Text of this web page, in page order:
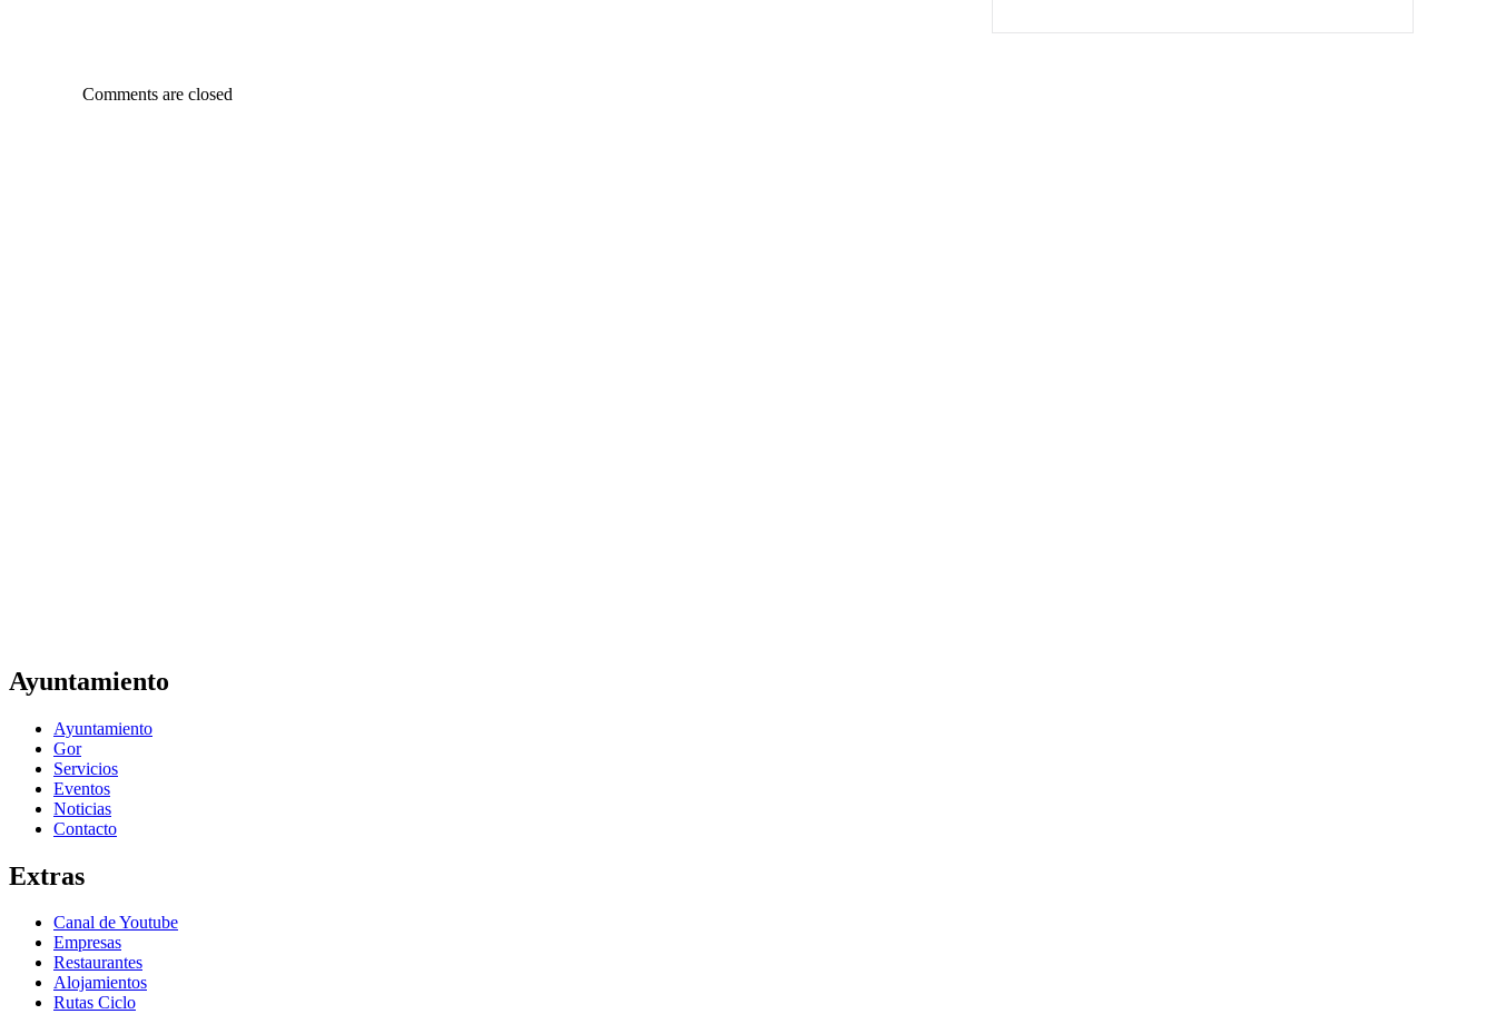
Comments are closed
Ayuntamiento
Ayuntamiento
Gor
Servicios
Eventos
Noticias
Contacto
Extras
Canal de Youtube
Empresas
Restaurantes
Alojamientos
Rutas Ciclo